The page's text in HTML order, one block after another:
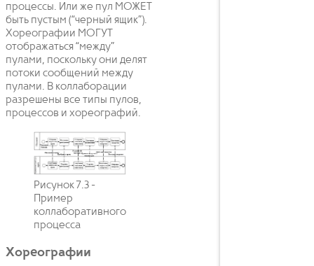
процессы. Или же пул МОЖЕТ
быть пустым (“черный ящик”).
Хореографии МОГУТ
отображаться “между”
пулами, поскольку они делят
потоки сообщений между
пулами. В коллаборации
разрешены все типы пулов,
процессов и хореографий.
Рисунок 7.3 -
Пример
коллаборативного
процесса
Хореографии